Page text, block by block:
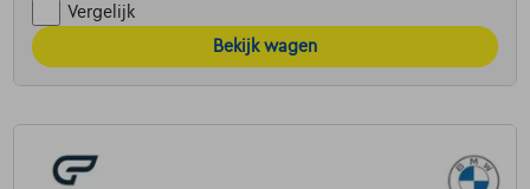
Vergelijk
Bekijk wagen